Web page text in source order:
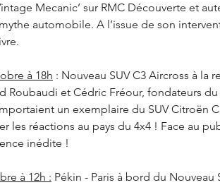
Mecanic’ sur RMC Découverte et
automobile. A l’issue de son
à 18h : Nouveau SUV C3 Aircross à la
Roubaudi et Cédric Fréour, fondateurs
un exemplaire du SUV Citroën
les réactions au pays du 4x4 ! Face au
inédite !
à 12h : Pékin - Paris à bord du Nouveau